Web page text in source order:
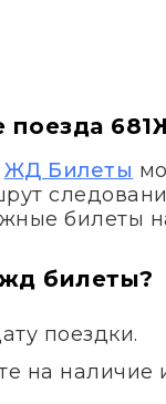
ЖД Билеты
билеты
билеты?
поездки.
на наличие